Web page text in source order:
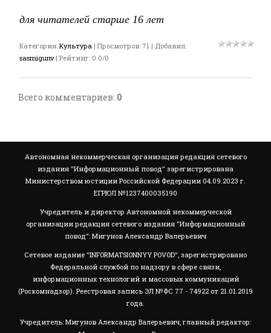
для читателей старше 16 лет
Категория: Культура | Просмотров: 71 | Добавил:
sasmigunv | Рейтинг: 0.0/0
Всего комментариев: 0
Автономная некоммерческая организация редакция сетевого
издания "Информационный повод" зарегистрирована
Министерством юстиции Российской Федерации 04.09.2023 г.
ЕГРЮЛ №1237400035190
Учредитель и директор Автономной некоммерческой
организации редакция сетевого издания "Информационный
повод": Мигунов Александр Валерьевич
Сетевое издание "INFORMATSIONNYY POVOD", зарегистрировано
Федеральной службой по надзору в сфере связи,
информационных технологий и массовых коммуникаций
(Роскомнадзор). Реестровая запись ЭЛ №ФС 77 - 74922 от 21.01.2019
года.
Учредитель: Мигунов Александр Валерьевич, главный редактор: